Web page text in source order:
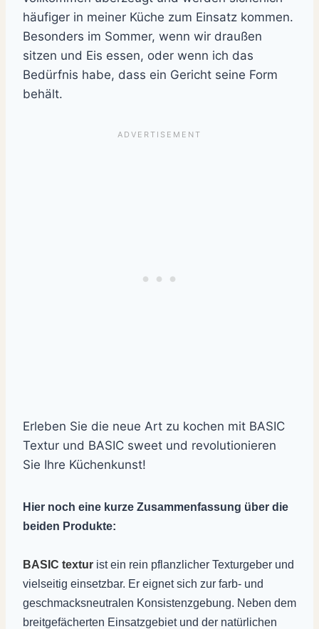
häufiger in meiner Küche zum Einsatz kommen.
Besonders im Sommer, wenn wir draußen
sitzen und Eis essen, oder wenn ich das
Bedürfnis habe, dass ein Gericht seine Form
behält.
Erleben Sie die neue Art zu kochen mit BASIC
Textur und BASIC sweet und revolutionieren
Sie Ihre Küchenkunst!
Hier noch eine kurze Zusammenfassung über die
beiden Produkte:
BASIC textur ist ein rein pflanzlicher Texturgeber und
vielseitig einsetzbar. Er eignet sich zur farb- und
geschmacksneutralen Konsistenzgebung. Neben dem
breitgefächerten Einsatzgebiet und der natürlichen